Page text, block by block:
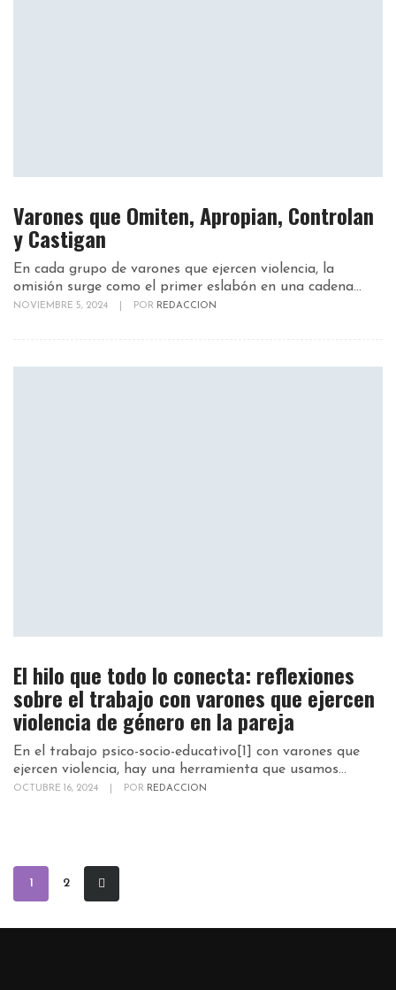
Varones que Omiten, Apropian, Controlan
y Castigan
En cada grupo de varones que ejercen violencia, la
omisión surge como el primer eslabón en una cadena...
NOVIEMBRE 5, 2024 POR REDACCION
El hilo que todo lo conecta: reflexiones
sobre el trabajo con varones que ejercen
violencia de género en la pareja
En el trabajo psico-socio-educativo[1] con varones que
ejercen violencia, hay una herramienta que usamos...
OCTUBRE 16, 2024 POR REDACCION
1 2